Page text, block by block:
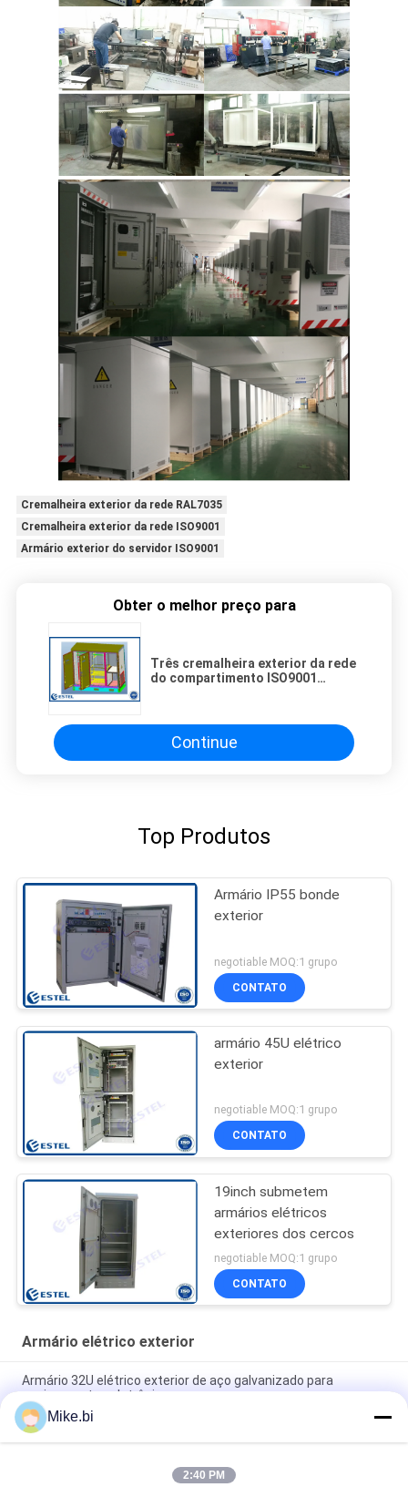
Cremalheira exterior da rede RAL7035
Cremalheira exterior da rede ISO9001
Armário exterior do servidor ISO9001
Obter o melhor preço para
Três cremalheira exterior da rede
do compartimento ISO9001
Continue
Top Produtos
Armário IP55 bonde
exterior
negotiable MOQ:1 grupo
CONTATO
armário 45U elétrico
exterior
negotiable MOQ:1 grupo
CONTATO
19inch submetem
armários elétricos
exteriores dos cercos
negotiable MOQ:1 grupo
CONTATO
Armário elétrico exterior
Armário 32U elétrico exterior de aço galvanizado para
equipamentos eletrônicos
19 caixa à prova de intempéries exterior 720×720×1300mm do
armário da cremalheira da polegada 20u
Armário elétrico exterior do condicionador de ar de ESTEL
Mike.bi
2:40 PM